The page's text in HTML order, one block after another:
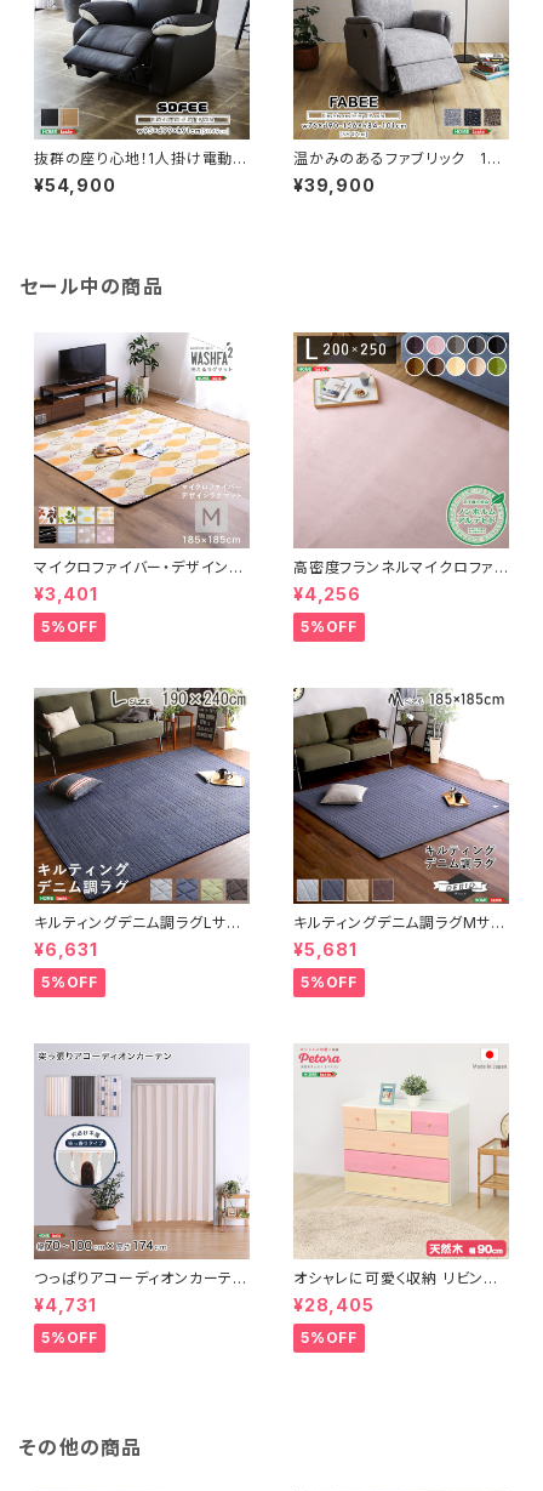
抜群の座り心地！1人掛け電動リ
クライニングソファ SH-24-E
SL-1
¥54,900
温かみのあるファブリック 1人
掛け電動リクライニングソファ
SH-24-ESF-1
¥39,900
セール中の商品
マイクロファイバー・デザインラ
グマットMサイズ（185×185cm）
洗えるラグマット 【WASHFA2】
FRG-D2-M
¥3,401
5%OFF
高密度フランネルマイクロファイ
バー・ラグマットLサイズ（200×2
50cm）洗えるラグマット｜ナル
トレア
¥4,256
5%OFF
キルティングデニム調ラグLサイ
ズ(190x240cm)オールシーズ
ン、滑り止め付き、手洗い対応【D
erid-デリッド-】 DRG-L
¥6,631
5%OFF
キルティングデニム調ラグMサイ
ズ(185x185cm)オールシーズ
ン、滑り止め付き、手洗い対応【D
erid-デリッド-】 DRG-M
¥5,681
5%OFF
つっぱりアコーディオンカーテ
ン 100×174cm SH-16-TA
DC
¥4,731
5%OFF
オシャレに可愛く収納 リビング
用ローチェスト 4段 幅90cm
天然木（桐）日本製｜petora-
ペトラ- SH-08-PTR90
¥28,405
5%OFF
その他の商品